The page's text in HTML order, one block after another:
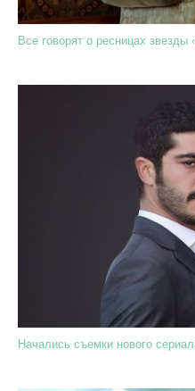
Все говорят о ресницах
Начались съемки нового